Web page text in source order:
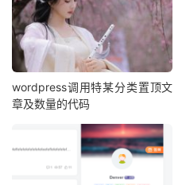
wordpress调用特某分类置顶文
章及数量的代码